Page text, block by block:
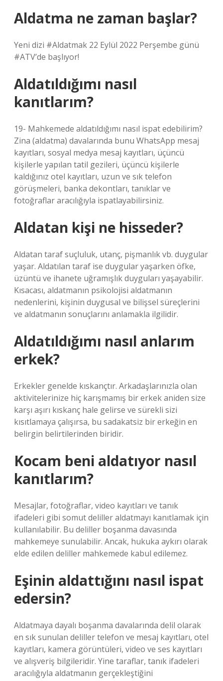
Aldatma ne zaman başlar?
Yeni dizi #Aldatmak 22 Eylül 2022 Perşembe günü
#ATV’de başlıyor!
Aldatıldığımı nasıl
kanıtlarım?
19- Mahkemede aldatıldığımı nasıl ispat edebilirim?
Zina (aldatma) davalarında bunu WhatsApp mesaj
kayıtları, sosyal medya mesaj kayıtları, üçüncü
kişilerle yapılan tatil gezileri, üçüncü kişilerle
kaldığınız otel kayıtları, uzun ve sık telefon
görüşmeleri, banka dekontları, tanıklar ve
fotoğraflar aracılığıyla ispatlayabilirsiniz.
Aldatan kişi ne hisseder?
Aldatan taraf suçluluk, utanç, pişmanlık vb. duygular
yaşar. Aldatılan taraf ise duygular yaşarken öfke,
üzüntü ve ihanete uğramışlık duyguları yaşayabilir.
Kısacası, aldatmanın psikolojisi aldatmanın
nedenlerini, kişinin duygusal ve bilişsel süreçlerini
ve aldatmanın sonuçlarını anlamakla ilgilidir.
Aldatıldığımı nasıl anlarım
erkek?
Erkekler genelde kıskançtır. Arkadaşlarınızla olan
aktivitelerinize hiç karışmamış bir erkek aniden size
karşı aşırı kıskanç hale gelirse ve sürekli sizi
kısıtlamaya çalışırsa, bu sadakatsiz bir erkeğin en
belirgin belirtilerinden biridir.
Kocam beni aldatıyor nasıl
kanıtlarım?
Mesajlar, fotoğraflar, video kayıtları ve tanık
ifadeleri gibi somut deliller aldatmayı kanıtlamak için
kullanılabilir. Bu deliller boşanma davasında
mahkemeye sunulabilir. Ancak, hukuka aykırı olarak
elde edilen deliller mahkemede kabul edilemez.
Eşinin aldattığını nasıl ispat
edersin?
Aldatmaya dayalı boşanma davalarında delil olarak
en sık sunulan deliller telefon ve mesaj kayıtları, otel
kayıtları, kamera görüntüleri, video ve ses kayıtları
ve alışveriş bilgileridir. Yine taraflar, tanık ifadeleri
aracılığıyla aldatmanın gerçekleştiğini